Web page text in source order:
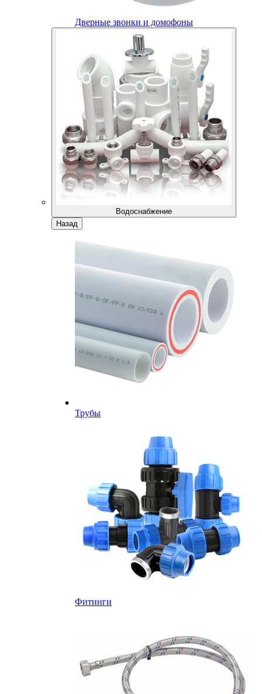
Дверные звонки и домофоны
Водоснабжение
Назад
Трубы
Фитинги